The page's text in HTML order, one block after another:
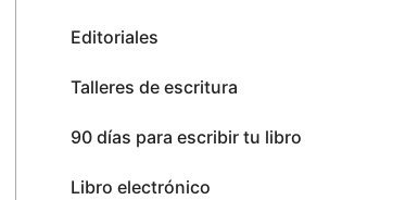
Editoriales
Talleres de escritura
90 días para escribir tu libro
Libro electrónico